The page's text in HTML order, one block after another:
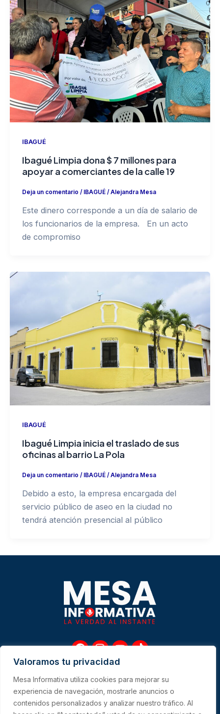
Valoramos tu privacidad
Mesa Informativa utiliza cookies para mejorar su
experiencia de navegación, mostrarle anuncios o
contenidos personalizados y analizar nuestro tráfico. Al
IBAGUÉ
Ibagué Limpia dona $ 7 millones para
apoyar a comerciantes de la calle 19
Deja un comentario / IBAGUÉ/ Alejandra Mesa
Este dinero corresponde a un día de salario de
los funcionarios de la empresa. En un acto
de compromiso
IBAGUÉ
Ibagué Limpia inicia el traslado de sus
oficinas al barrio La Pola
Deja un comentario / IBAGUÉ/ Alejandra Mesa
Debido a esto, la empresa encargada del
servicio público de aseo en la ciudad no
tendrá atención presencial al público
F
a
c
e
b
o
o
I
n
s
t
a
g
r
Y
u
t
u
b
e
T
t
o
k